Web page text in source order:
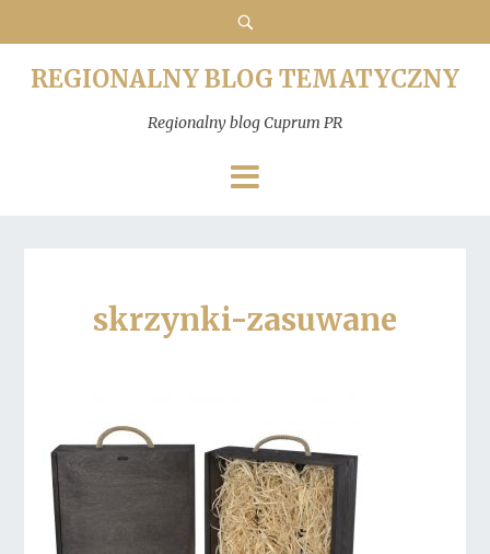
REGIONALNY BLOG TEMATYCZNY
Regionalny blog Cuprum PR
skrzynki-zasuwane